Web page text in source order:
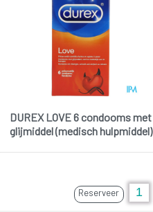
DUREX LOVE 6 condooms met
glijmiddel (medisch hulpmiddel)
Reserveer